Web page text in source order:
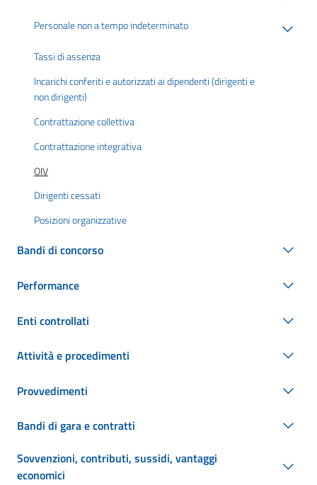
Personale non a tempo indeterminato
Tassi di assenza
Incarichi conferiti e autorizzati ai dipendenti (dirigenti e
non dirigenti)
Contrattazione collettiva
Contrattazione integrativa
OIV
Dirigenti cessati
Posizioni organizzative
Bandi di concorso
Performance
Enti controllati
Attività e procedimenti
Provvedimenti
Bandi di gara e contratti
Sovvenzioni, contributi, sussidi, vantaggi
economici